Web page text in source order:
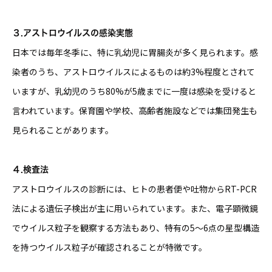
３.アストロウイルスの感染実態
日本では毎年冬季に、特に乳幼児に胃腸炎が多く見られます。感
染者のうち、アストロウイルスによるものは約3%程度とされて
いますが、乳幼児のうち80%が5歳までに一度は感染を受けると
言われています。保育園や学校、高齢者施設などでは集団発生も
見られることがあります。
４.検査法
アストロウイルスの診断には、ヒトの患者便や吐物からRT-PCR
法による遺伝子検出が主に用いられています。また、電子顕微鏡
でウイルス粒子を観察する方法もあり、特有の5～6点の星型構造
を持つウイルス粒子が確認されることが特徴です。